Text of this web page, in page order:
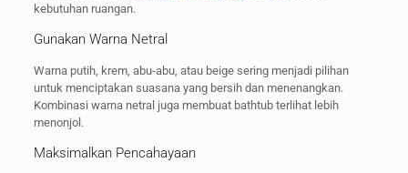
kebutuhan ruangan.
Gunakan Warna Netral
Warna putih, krem, abu-abu, atau beige sering menjadi pilihan
untuk menciptakan suasana yang bersih dan menenangkan.
Kombinasi warna netral juga membuat bathtub terlihat lebih
menonjol.
Maksimalkan Pencahayaan